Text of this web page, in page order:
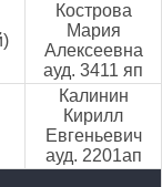
Кострова
Мария
Алексеевна
ауд. 3411 яп
Калинин
Кирилл
Евгеньевич
ауд. 2201ап